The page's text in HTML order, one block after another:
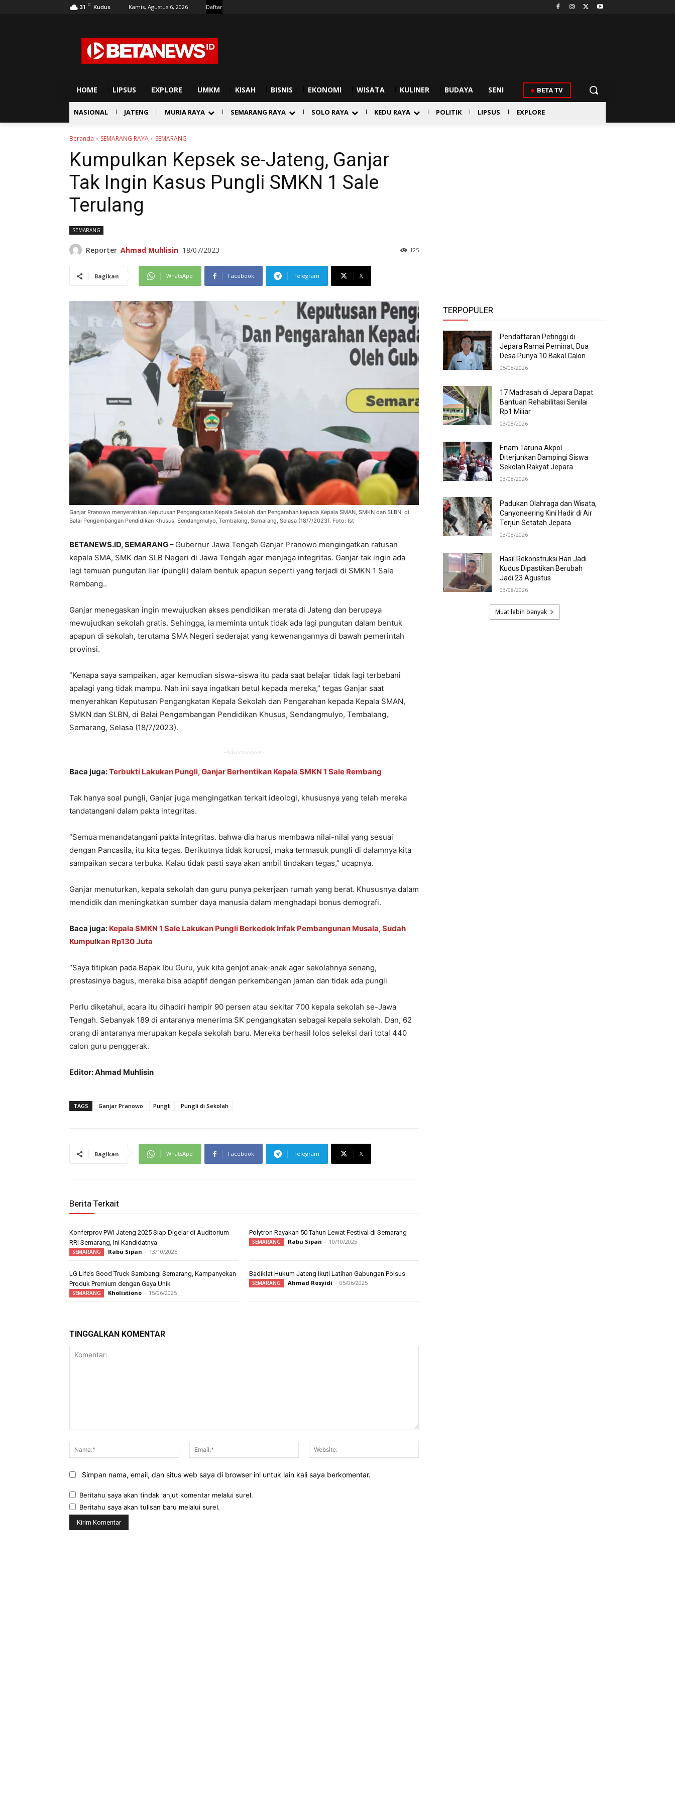
31 C Kudus Kamis, Agustus 6, 2026 Daftar
HOME LIPSUS EXPLORE UMKM KISAH BISNIS EKONOMI WISATA KULINER BUDAYA SENI BETA TV
NASIONAL JATENG MURIA RAYA SEMARANG RAYA SOLO RAYA KEDU RAYA POLITIK LIPSUS EXPLORE
Beranda SEMARANG RAYA SEMARANG
Kumpulkan Kepsek se-Jateng, Ganjar
Tak Ingin Kasus Pungli SMKN 1 Sale
Terulang
SEMARANG
Reporter Ahmad Muhlisin 18/07/2023 125
Bagikan WhatsApp Facebook Telegram X
Ganjar Pranowo menyerahkan Keputusan Pengangkatan Kepala Sekolah dan Pengarahan kepada Kepala SMAN, SMKN dan SLBN, di
Balai Pengembangan Pendidikan Khusus, Sendangmulyo, Tembalang, Semarang, Selasa (18/7/2023). Foto: Ist
BETANEWS.ID, SEMARANG – Gubernur Jawa Tengah Ganjar Pranowo mengingatkan ratusan
kepala SMA, SMK dan SLB Negeri di Jawa Tengah agar menjaga integritas. Ganjar tak ingin ada
lagi temuan pungutan liar (pungli) dalam bentuk apapun seperti yang terjadi di SMKN 1 Sale
Rembang..
Ganjar menegaskan ingin mewujudkan akses pendidikan merata di Jateng dan berupaya
mewujudkan sekolah gratis. Sehingga, ia meminta untuk tidak ada lagi pungutan dalam bentuk
apapun di sekolah, terutama SMA Negeri sederajat yang kewenangannya di bawah pemerintah
provinsi.
“Kenapa saya sampaikan, agar kemudian siswa-siswa itu pada saat belajar tidak lagi terbebani
apalagi yang tidak mampu. Nah ini saya ingatkan betul kepada mereka,” tegas Ganjar saat
menyerahkan Keputusan Pengangkatan Kepala Sekolah dan Pengarahan kepada Kepala SMAN,
SMKN dan SLBN, di Balai Pengembangan Pendidikan Khusus, Sendangmulyo, Tembalang,
Semarang, Selasa (18/7/2023).
-Advertisement-
Baca juga:Terbukti Lakukan Pungli, Ganjar Berhentikan Kepala SMKN 1 Sale Rembang
Tak hanya soal pungli, Ganjar juga mengingatkan terkait ideologi, khususnya yang telah mereka
tandatangani dalam pakta integritas.
“Semua menandatangani pakta integritas. bahwa dia harus membawa nilai-nilai yang sesuai
dengan Pancasila, itu kita tegas. Berikutnya tidak korupsi, maka termasuk pungli di dalamnya kita
sampaikan secara terbuka. Kalau tidak pasti saya akan ambil tindakan tegas,” ucapnya.
Ganjar menuturkan, kepala sekolah dan guru punya pekerjaan rumah yang berat. Khususnya dalam
mendidik dan meningkatkan sumber daya manusia dalam menghadapi bonus demografi.
Baca juga: Kepala SMKN 1 Sale Lakukan Pungli Berkedok Infak Pembangunan Musala, Sudah
Kumpulkan Rp130 Juta
“Saya titipkan pada Bapak Ibu Guru, yuk kita genjot anak-anak agar sekolahnya senang,
prestasinya bagus, mereka bisa adaptif dengan perkembangan jaman dan tidak ada pungli
Perlu diketahui, acara itu dihadiri hampir 90 persen atau sekitar 700 kepala sekolah se-Jawa
Tengah. Sebanyak 189 di antaranya menerima SK pengangkatan sebagai kepala sekolah. Dan, 62
orang di antaranya merupakan kepala sekolah baru. Mereka berhasil lolos seleksi dari total 440
calon guru penggerak.
Editor: Ahmad Muhlisin
TAGS Ganjar Pranowo Pungli Pungli di Sekolah
Bagikan WhatsApp Facebook Telegram X
Berita Terkait
Konferprov PWI Jateng 2025 Siap Digelar di Auditorium
RRI Semarang, Ini Kandidatnya
SEMARANG Rabu Sipan - 13/10/2025
Polytron Rayakan 50 Tahun Lewat Festival di Semarang
SEMARANG Rabu Sipan - 10/10/2025
LG Life’s Good Truck Sambangi Semarang, Kampanyekan
Produk Premium dengan Gaya Unik
SEMARANG Kholistiono - 15/06/2025
Badiklat Hukum Jateng Ikuti Latihan Gabungan Polsus
SEMARANG Ahmad Rosyidi - 05/06/2025
TINGGALKAN KOMENTAR
Nama:*
Email:*
Simpan nama, email, dan situs web saya di browser ini untuk lain kali saya berkomentar.
Beritahu saya akan tindak lanjut komentar melalui surel.
Beritahu saya akan tulisan baru melalui surel.
TERPOPULER
Pendaftaran Petinggi di
Jepara Ramai Peminat, Dua
Desa Punya 10 Bakal Calon
05/08/2026
17 Madrasah di Jepara Dapat
Bantuan Rehabilitasi Senilai
Rp1 Miliar
03/08/2026
Enam Taruna Akpol
Diterjunkan Dampingi Siswa
Sekolah Rakyat Jepara
03/08/2026
Padukan Olahraga dan Wisata,
Canyoneering Kini Hadir di Air
Terjun Setatah Jepara
03/08/2026
Hasil Rekonstruksi Hari Jadi
Kudus Dipastikan Berubah
Jadi 23 Agustus
03/08/2026
Muat lebih banyak